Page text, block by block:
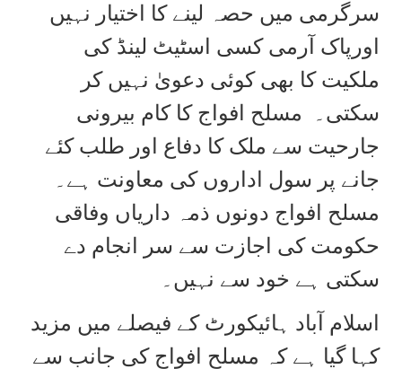
سرگرمی میں حصہ لینے کا اختیار نہیں
اورپاک آرمی کسی اسٹیٹ لینڈ کی
ملکیت کا بھی کوئی دعویٰ نہیں کر
سکتی۔ مسلح افواج کا کام بیرونی
جارحیت سے ملک کا دفاع اور طلب کئے
جانے پر سول اداروں کی معاونت ہے۔
مسلح افواج دونوں ذمہ داریاں وفاقی
حکومت کی اجازت سے سر انجام دے
سکتی ہے خود سے نہیں۔
اسلام آباد ہائیکورٹ کے فیصلے میں مزید
کہا گیا ہے کہ مسلح افواج کی جانب سے